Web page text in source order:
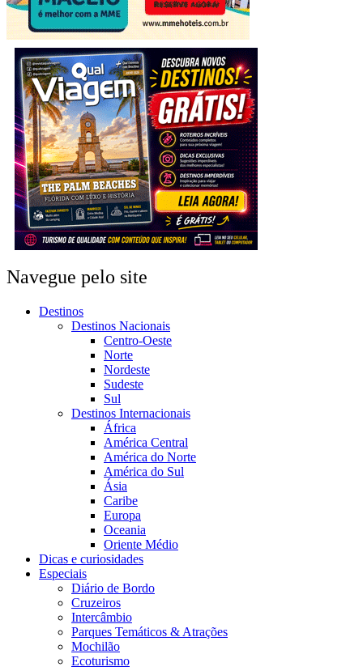
Navegue pelo site
Destinos
Destinos Nacionais
Centro-Oeste
Norte
Nordeste
Sudeste
Sul
Destinos Internacionais
África
América Central
América do Norte
América do Sul
Ásia
Caribe
Europa
Oceania
Oriente Médio
Dicas e curiosidades
Especiais
Diário de Bordo
Cruzeiros
Intercâmbio
Parques Temáticos & Atrações
Mochilão
Ecoturismo